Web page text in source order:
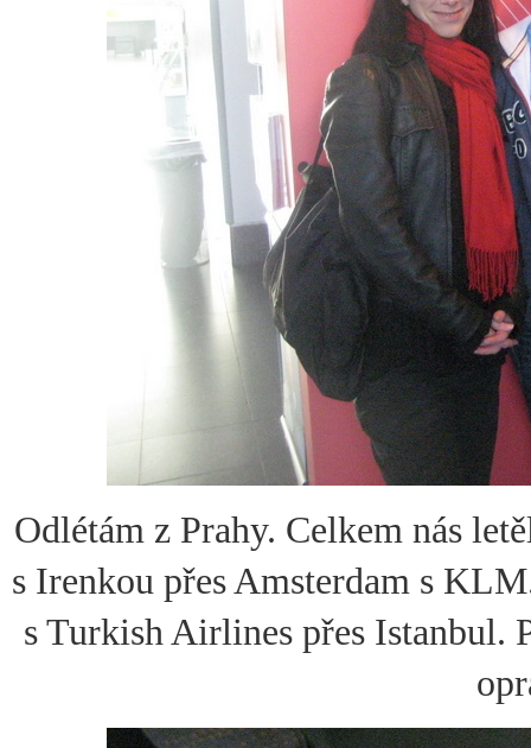
Odlétám z Prahy. Celkem nás
s Irenkou přes Amsterdam s
s Turkish Airlines přes Istanbul.